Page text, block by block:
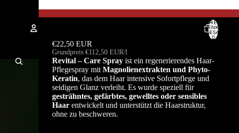
Konto
ANDERE ANMELDEOPTIONEN
Bestellungen
Profil
ARTIKEL IM
WARENKORB
INSGESAMT:
0
€22,50 EUR
Grundpreis €112,50 EUR/l
Revital – Care Spray ist ein regenerierendes Haar-
Pflegespray mit Magnolienextrakten und Phyto-
Keratin, das dem Haar intensive Sofortpflege und
seidigen Glanz verleiht. Es wurde speziell für
gesträhntes, gefärbtes, gewelltes oder sensibles
Haar entwickelt und unterstützt die Haarstruktur,
ohne zu beschweren.